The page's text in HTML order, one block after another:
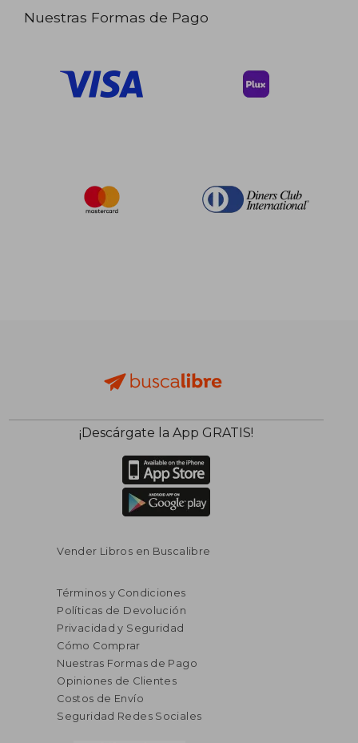
Nuestras Formas de Pago
¡Descárgate la App GRATIS!
Vender Libros en Buscalibre
Términos y Condiciones
Políticas de Devolución
Privacidad y Seguridad
Cómo Comprar
Nuestras Formas de Pago
Opiniones de Clientes
Costos de Envío
Seguridad Redes Sociales